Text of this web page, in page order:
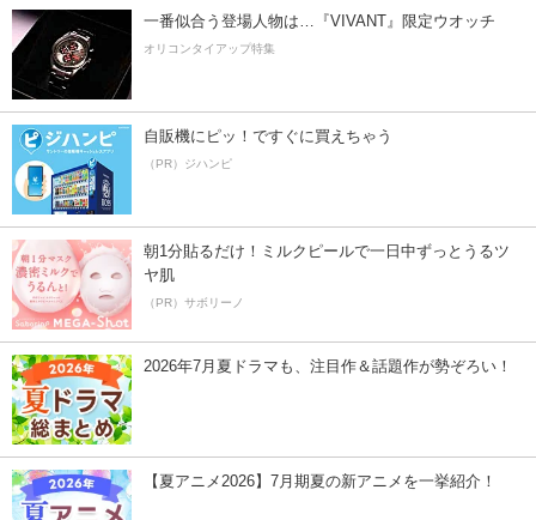
一番似合う登場人物は…『VIVANT』限定ウオッチ
オリコンタイアップ特集
自販機にピッ！ですぐに買えちゃう
（PR）ジハンピ
朝1分貼るだけ！ミルクピールで一日中ずっとうるツ
ヤ肌
（PR）サボリーノ
2026年7月夏ドラマも、注目作＆話題作が勢ぞろい！
【夏アニメ2026】7月期夏の新アニメを一挙紹介！